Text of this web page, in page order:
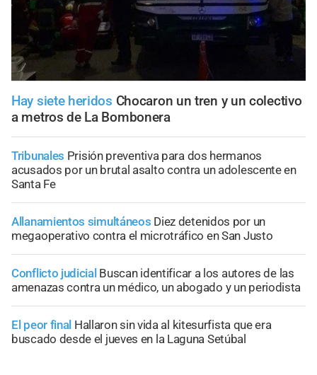
Hay siete heridos Chocaron un tren y un colectivo
a metros de La Bombonera
Tribunales Prisión preventiva para dos hermanos
acusados por un brutal asalto contra un adolescente en
Santa Fe
Allanamientos simultáneos Diez detenidos por un
megaoperativo contra el microtráfico en San Justo
Conflicto judicial Buscan identificar a los autores de las
amenazas contra un médico, un abogado y un periodista
El peor final Hallaron sin vida al kitesurfista que era
buscado desde el jueves en la Laguna Setúbal